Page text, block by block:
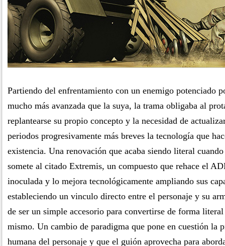
Partiendo del enfrentamiento con un enemigo potenciado
mucho más avanzada que la suya, la trama obligaba al
replantearse su propio concepto y la necesidad de
periodos progresivamente más breves la tecnología que
existencia. Una renovación que acaba siendo literal
somete al citado Extremis, un compuesto que rehace el
inoculada y lo mejora tecnológicamente ampliando sus
estableciendo un vinculo directo entre el personaje y su
de ser un simple accesorio para convertirse de forma
mismo. Un cambio de paradigma que pone en cuestión la
humana del personaje y que el guión aprovecha para